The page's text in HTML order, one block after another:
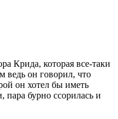
Крида, которая все-таки
ведь он говорил, что
он хотел бы иметь
пара бурно ссорилась и